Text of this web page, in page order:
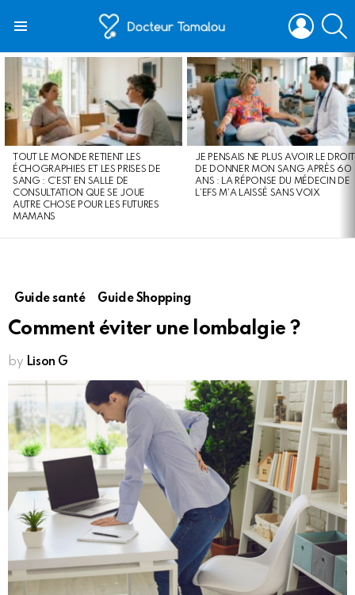
LOGIN
LATEST
STORIES
TOUT LE MONDE RETIENT LES
ÉCHOGRAPHIES ET LES PRISES DE
SANG : C’EST EN SALLE DE
CONSULTATION QUE SE JOUE
AUTRE CHOSE POUR LES FUTURES
MAMANS
JE PENSAIS NE PLUS AVOIR LE DROIT
DE DONNER MON SANG APRÈS 60
ANS : LA RÉPONSE DU MÉDECIN DE
L’EFS M’A LAISSÉ SANS VOIX
Guide santé Guide Shopping
Comment éviter une lombalgie ?
by Lison G